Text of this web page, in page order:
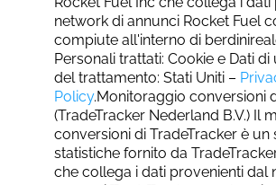
network di annunci Rocket Fuel
compiute all'interno di
Personali trattati: Cookie e Dati
del trattamento: Stati Uniti –
Policy.Monitoraggio conversioni
(TradeTracker Nederland B.V.) Il
conversioni di TradeTracker è un
statistiche fornito da
che collega i dati provenienti dal